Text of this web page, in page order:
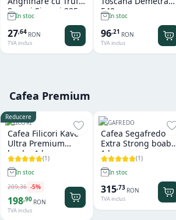
Sapori Sinceri 225
mlIn stoc
27,64 RON
TVA inclus
540 gr
In stoc
96,21 RON
TVA inclus
Cafea Premium
Reducere
FILICORI
Cafea Filicori Kave
Ultra Premium
boabe 1 kg
(1)
In stoc
209,36 -5%
198,90 RON
TVA inclus
SEGAFREDO
Cafea Segafredo
Extra Strong boabe
1 kg
(1)
In stoc
315,73 RON
TVA inclus